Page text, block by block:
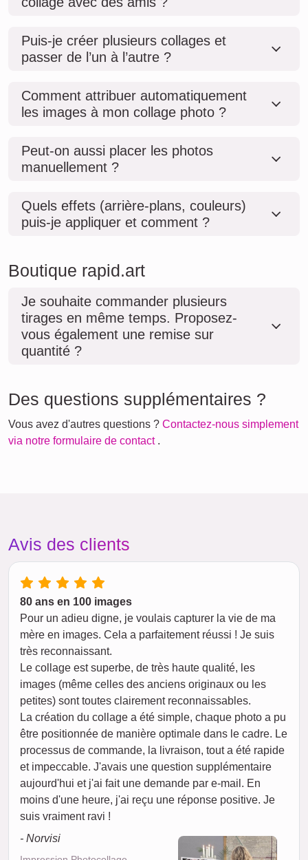
Puis-je créer plusieurs collages et
passer de l’un à l’autre ?
Comment attribuer automatiquement
les images à mon collage photo ?
Peut-on aussi placer les photos
manuellement ?
Quels effets (arrière-plans, couleurs)
puis-je appliquer et comment ?
Boutique rapid.art
Je souhaite commander plusieurs
tirages en même temps. Proposez-
vous également une remise sur
quantité ?
Des questions supplémentaires ?
Vous avez d'autres questions ? Contactez-nous simplement
via notre formulaire de contact .
Avis des clients
80 ans en 100 images
Pour un adieu digne, je voulais capturer la vie de ma
mère en images. Cela a parfaitement réussi ! Je suis
très reconnaissant.
Le collage est superbe, de très haute qualité, les
images (même celles des anciens originaux ou les
petites) sont toutes clairement reconnaissables.
La création du collage a été simple, chaque photo a pu
être positionnée de manière optimale dans le cadre. Le
processus de commande, la livraison, tout a été rapide
et impeccable. J'avais une question supplémentaire
aujourd'hui et j'ai fait une demande par e-mail. En
moins d'une heure, j'ai reçu une réponse positive. Je
suis vraiment ravi !
- Norvisi